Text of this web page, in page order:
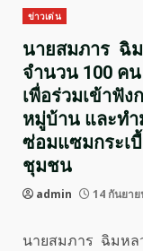
ข่าวเด่น
นายสมภาร ฉิ
จำนวน 100 ค
เพื่อร่วมเข้าฟั
หมู่บ้าน และท
ซ่อมแซมกระเ
ชุมชน
admin 14 กันยา
นายสมภาร ฉิมหล